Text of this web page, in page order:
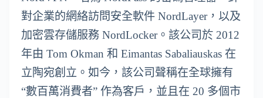
對企業的網絡訪問安全軟件 NordLayer，以及
加密雲存儲服務 NordLocker。該公司於 2012
年由 Tom Okman 和 Eimantas Sabaliauskas 在
立陶宛創立。如今，該公司聲稱在全球擁有
“數百萬消費者” 作為客戶，並且在 20 多個市